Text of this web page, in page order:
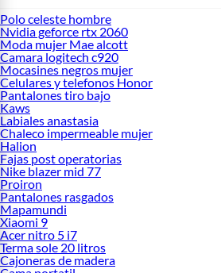
Polo celeste hombre
Nvidia geforce rtx 2060
Moda mujer Mae alcott
Camara logitech c920
Mocasines negros mujer
Celulares y telefonos Honor
Pantalones tiro bajo
Kaws
Labiales anastasia
Chaleco impermeable mujer
Halion
Fajas post operatorias
Nike blazer mid 77
Proiron
Pantalones rasgados
Mapamundi
Xiaomi 9
Acer nitro 5 i7
Terma sole 20 litros
Cajoneras de madera